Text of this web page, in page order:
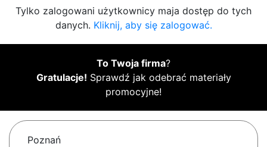
Tylko zalogowani użytkownicy maja dostęp do tych
danych. Kliknij, aby się zalogować.
To Twoja firma?
Gratulacje! Sprawdź jak odebrać materiały
promocyjne!
Poznań